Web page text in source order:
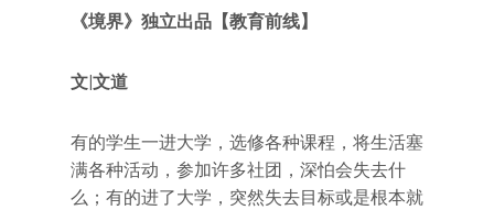
《境界》独立出品【教育前线】
文|文道
有的学生一进大学，选修各种课程，将生活塞
满各种活动，参加许多社团，深怕会失去什
么；有的进了大学，突然失去目标或是根本就